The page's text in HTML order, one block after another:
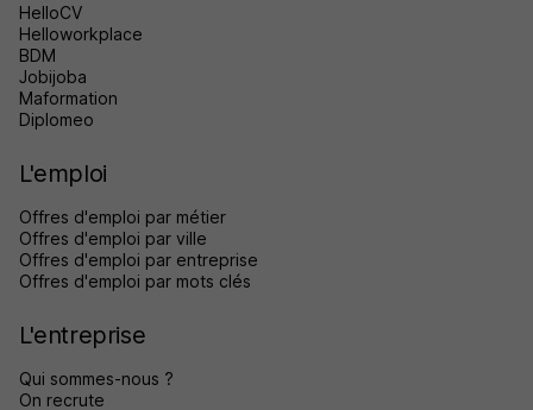
HelloCV
Helloworkplace
BDM
Jobijoba
Maformation
Diplomeo
L'emploi
Offres d'emploi par métier
Offres d'emploi par ville
Offres d'emploi par entreprise
Offres d'emploi par mots clés
L'entreprise
Qui sommes-nous ?
On recrute